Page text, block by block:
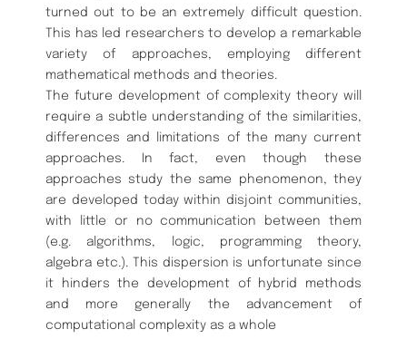
turned out to be an extremely difficult question.
This has led researchers to develop a remarkable
variety of approaches, employing different
mathematical methods and theories.
The future development of complexity theory will
require a subtle understanding of the similarities,
differences and limitations of the many current
approaches. In fact, even though these
approaches study the same phenomenon, they
are developed today within disjoint communities,
with little or no communication between them
(e.g. algorithms, logic, programming theory,
algebra etc.). This dispersion is unfortunate since
it hinders the development of hybrid methods
and more generally the advancement of
computational complexity as a whole